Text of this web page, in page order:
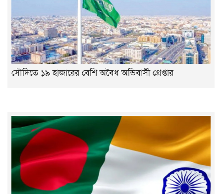
সৌদিতে ১৯ হাজারের বেশি অবৈধ অভিবাসী গ্রেপ্তার